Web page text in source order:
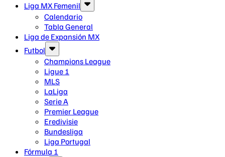
Liga MX Femenil
Calendario
Tabla General
Liga de Expansión MX
Futbol
Champions League
Ligue 1
MLS
LaLiga
Serie A
Premier League
Eredivisie
Bundesliga
Liga Portugal
Fórmula 1